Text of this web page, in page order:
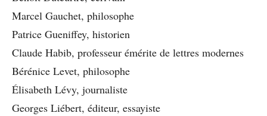
Marcel Gauchet, philosophe
Patrice Gueniffey, historien
Claude Habib, professeur émérite de lettres modernes
Bérénice Levet, philosophe
Élisabeth Lévy, journaliste
Georges Liébert, éditeur, essayiste